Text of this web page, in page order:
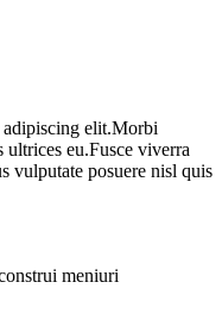
adipiscing elit.Morbi
eu.Fusce viverra
vulputate posuere nisl quis
meniuri